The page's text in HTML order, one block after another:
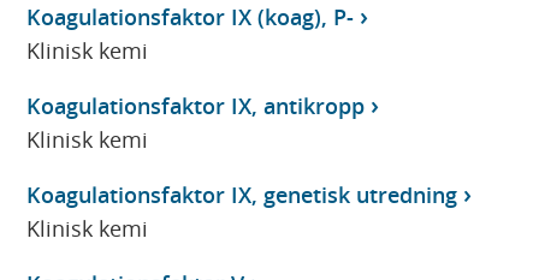
Koagulationsfaktor IX (koag), P-
Klinisk kemi
Koagulationsfaktor IX, antikropp
Klinisk kemi
Koagulationsfaktor IX, genetisk utredning
Klinisk kemi